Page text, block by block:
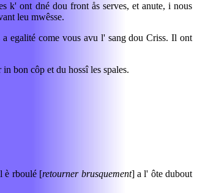
k' ont dné dou front ås serves, et anute, i nous
leu mwêsse.
egalité come vous avu l' sang dou Criss. Il ont
bon côp et du hossî les spales.
è rboulé [retourner brusquement] a l' ôte dubout